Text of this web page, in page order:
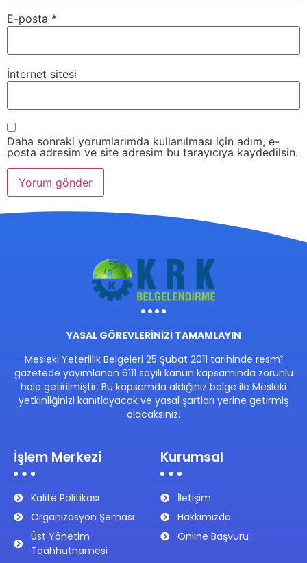
E-posta *
İnternet sitesi
Daha sonraki yorumlarımda kullanılması için adım, e-
posta adresim ve site adresim bu tarayıcıya kaydedilsin.
YASAL GÖREVLERİNİZİ TAMAMLAYIN
Mesleki Yeterlilik Belgeleri 25 Şubat 2011 tarihinde resmî
gazetede yayımlanan 6111 sayılı kanun kapsamında zorunlu
hale getirilmiştir. Bu kapsamda aldığınız belge ile Mesleki
yetkinliğinizi kanıtlayacak ve yasal şartları yerine getirmiş
olacaksınız.
İşlem Merkezi
Kalite Politikası
Organizasyon Şeması
Üst Yönetim
Taahhütnamesi
Kurumsal
İletişim
Hakkımızda
Online Başvuru